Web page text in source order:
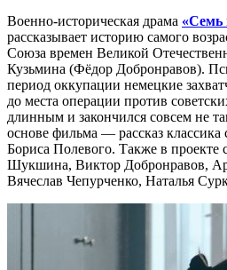
Военно-историческая драма «Семь
рассказывает историю самого
Союза времен Великой
Кузьмина (Фёдор Добронравов).
период оккупации немецкие
до места операции против
длинным и закончился совсем не
основе фильма — рассказ классика
Бориса Полевого. Также в проекте
Шукшина, Виктор Добронравов,
Вячеслав Чепурченко, Наталья